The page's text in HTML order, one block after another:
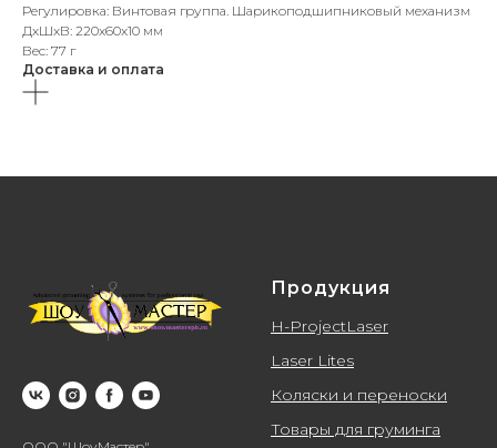
Регулировка: Винтовая группа. Шарикоподшипниковый механизм
ДxШxВ: 220x60x10 мм
Вес: 77 г
Доставка и оплата
Продукция
H-ProjectLaser
Laser Lites
Коляски и переноски
Товары для груминга